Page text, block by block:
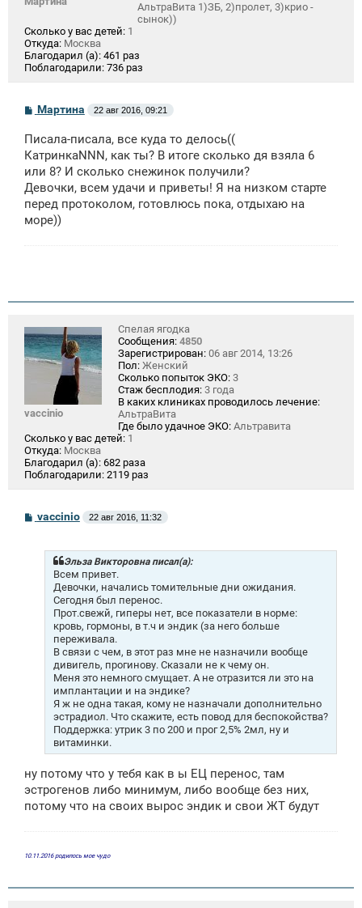
АльтраВита 1)ЗБ, 2)пролет, 3)крио -
сынок))
Сколько у вас детей: 1
Откуда: Москва
Благодарил (а): 461 раз
Поблагодарили: 736 раз
С
б
щ
н
и
Мартина 22 авг 2016, 09:21
Писала-писала, все куда то делось((
КатринкаNNN, как ты? В итоге сколько дя взяла 6
или 8? И сколько снежинок получили?
Девочки, всем удачи и приветы! Я на низком старте
перед протоколом, готовлюсь пока, отдыхаю на
море))
vaccinio
Спелая ягодка
Сообщения: 4850
Зарегистрирован: 06 авг 2014, 13:26
Пол: Женский
Сколько попыток ЭКО: 3
Стаж бесплодия: 3 года
В каких клиниках проводилось лечение:
АльтраВита
Где было удачное ЭКО: Альтравита
Сколько у вас детей: 1
Откуда: Москва
Благодарил (а): 682 раза
Поблагодарили: 2119 раз
Сvaccinio 22 авг 2016, 11:32
Эльза Викторовна писал(а):
Всем привет.
Девочки, начались томительные дни ожидания.
Сегодня был перенос.
Прот.свежй, гиперы нет, все показатели в норме:
кровь, гормоны, в т.ч и эндик (за него больше
переживала.
В связи с чем, в этот раз мне не назначили вообще
дивигель, прогинову. Сказали не к чему он.
Меня это немного смущает. А не отразится ли это на
имплантации и на эндике?
Я ж не одна такая, кому не назначали дополнительно
эстрадиол. Что скажите, есть повод для беспокойства?
Поддержка: утрик 3 по 200 и прог 2,5% 2мл, ну и
витаминки.
ну потому что у тебя как в ы ЕЦ перенос, там
эстрогенов либо минимум, либо вообще без них,
потому что на своих вырос эндик и свои ЖТ будут
10.11.2016 родилось мое чудо